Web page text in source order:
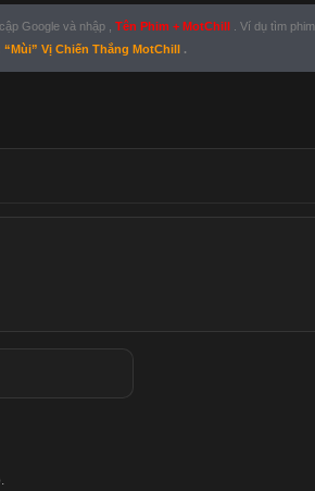
Google và nhập , Tên Phim + MotChill
. Ví dụ tìm
“Mùi” Vị Chiến Thắng MotChill .